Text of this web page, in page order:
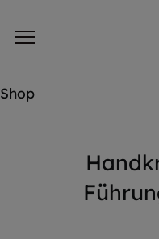
Shop